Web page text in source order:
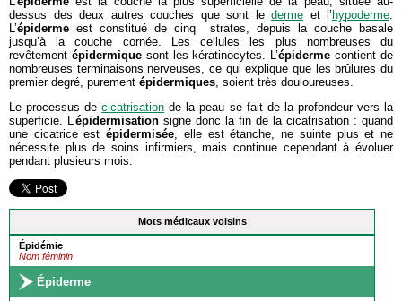
Mots médicaux voisins
Épidémie
Nom féminin
Épiderme
dessus des deux autres couches que sont le derme et l’ hypoderme.
L’épiderme est constitué de cinq strates, depuis la couche basale
jusqu’à la couche cornée. Les cellules les plus nombreuses du
revêtement épidermiquesont les kératinocytes. L’épiderme contient de
nombreuses terminaisons nerveuses, ce qui explique que les brûlures du
premier degré, purement épidermiques, soient très douloureuses.
Le processus decicatrisation de la peau se fait de la profondeur vers la
superficie. L’épidermisation signe donc la fin de la cicatrisation : quand
une cicatrice estépidermisée, elle est étanche, ne suinte plus et ne
nécessite plus de soins infirmiers, mais continue cependant à évoluer
pendant plusieurs mois.